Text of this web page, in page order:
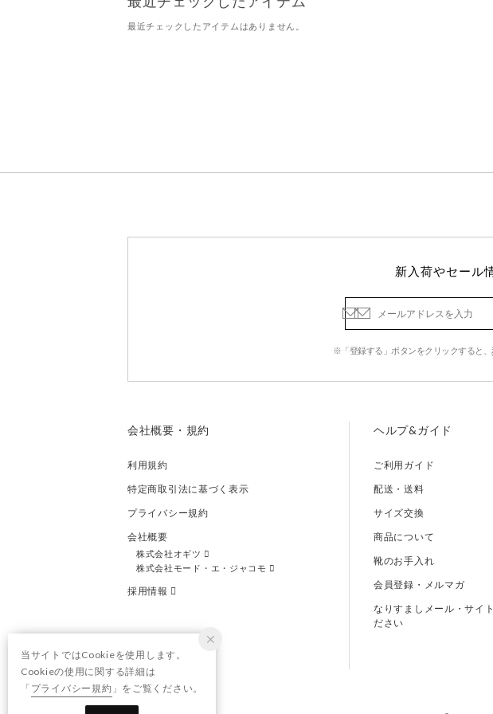
最近チェックしたアイテムはありません。
新入荷やセール
※「登録する」ボタンをクリックすると、
会社概要・規約
利用規約
特定商取引法に基づく表示
プライバシー規約
会社概要
株式会社オギツ
株式会社モード・エ・ジャコモ
採用情報
ヘルプ&ガイド
ご利用ガイド
配送・送料
サイズ交換
商品について
靴のお手入れ
会員登録・メルマガ
なりすましメール・サイ
ださい
当サイトではCookieを使用します。
Cookieの使用に関する詳細は
「 プライバシー規約 」をご覧ください。